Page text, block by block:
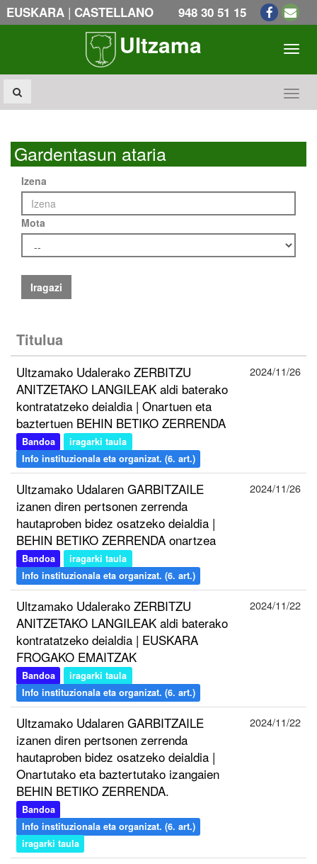
EUSKARA | CASTELLANO 948 30 51 15
Ultzama
Gardentasun ataria
Izena
Mota
Iragazi
Titulua
Ultzamako Udalerako ZERBITZU
ANITZETAKO LANGILEAK aldi baterako
kontratatzeko deialdia | Onartuen eta
baztertuen BEHIN BETIKO ZERRENDA
Bandoa
iragarki taula
Info instituzionala eta organizat. (6. art.)
2024/11/26
Ultzamako Udalaren GARBITZAILE
izanen diren pertsonen zerrenda
hautaproben bidez osatzeko deialdia |
BEHIN BETIKO ZERRENDA onartzea
Bandoa
iragarki taula
Info instituzionala eta organizat. (6. art.)
2024/11/26
Ultzamako Udalerako ZERBITZU
ANITZETAKO LANGILEAK aldi baterako
kontratatzeko deialdia | EUSKARA
FROGAKO EMAITZAK
Bandoa
iragarki taula
Info instituzionala eta organizat. (6. art.)
2024/11/22
Ultzamako Udalaren GARBITZAILE
izanen diren pertsonen zerrenda
hautaproben bidez osatzeko deialdia |
Onartutako eta baztertutako izangaien
BEHIN BETIKO ZERRENDA.
Bandoa
Info instituzionala eta organizat. (6. art.)
iragarki taula
2024/11/22